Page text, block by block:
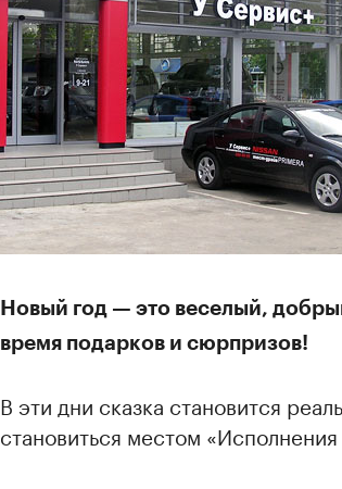
Новый год — это веселый,
время подарков и сюрпризов!
В эти дни сказка становится
становиться местом